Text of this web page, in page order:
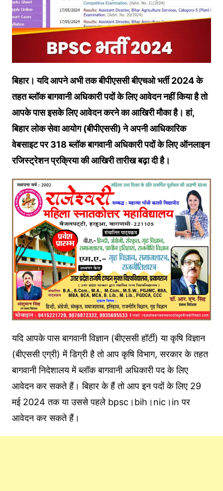
बिहार। यदि आपने अभी तक बीपीएससी बीएचओ भर्ती 2024 के
तहत ब्लॉक बागवानी अधिकारी पदों के लिए आवेदन नहीं किया है तो
आपके पास इसके लिए आवेदन करने का आखिरी मौका है। हां,
बिहार लोक सेवा आयोग (बीपीएससी) ने अपनी आधिकारिक
वेबसाइट पर 318 ब्लॉक बागवानी अधिकारी पदों के लिए ऑनलाइन
रजिस्ट्रेशन प्रक्रिया की आखिरी तारीख बढ़ा दी है।
यदि आपके पास बागवानी विज्ञान (बीएससी हॉर्टी) या कृषि विज्ञान
(बीएससी एग्री) में डिग्री है तो आप कृषि विभाग, सरकार के तहत
बागवानी निदेशालय में ब्लॉक बागवानी अधिकारी पद के लिए
आवेदन कर सकते हैं। बिहार के हैं तो आप इन पदों के लिए 29
मई 2024 तक या उससे पहले bpsc।bih।nic।in पर
आवेदन कर सकते हैं।